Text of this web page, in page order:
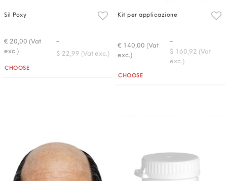
Sil Poxy
€ 20,00 (Vat
exc.)
-
$ 22,99 (Vat exc.)
Quantità
CHOOSE
Kit per applicazione
€ 140,00 (Vat
exc.)
-
$ 160,92 (Vat
exc.)
Quantità
CHOOSE